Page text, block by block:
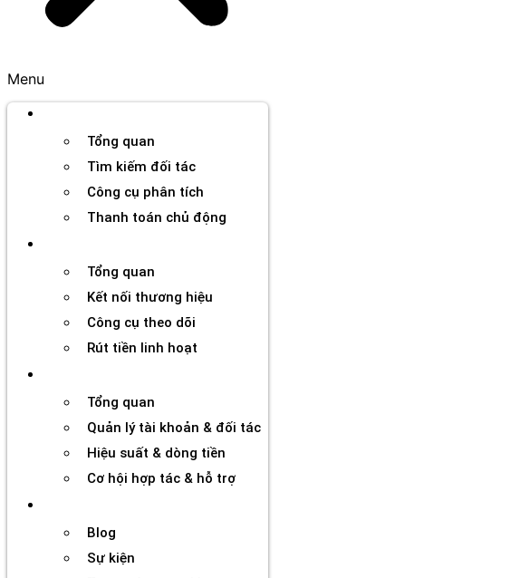
Menu
Tổng quan
Tìm kiếm đối tác
Công cụ phân tích
Thanh toán chủ động
Tổng quan
Kết nối thương hiệu
Công cụ theo dõi
Rút tiền linh hoạt
Tổng quan
Quản lý tài khoản & đối tác
Hiệu suất & dòng tiền
Cơ hội hợp tác & hỗ trợ
Blog
Sự kiện